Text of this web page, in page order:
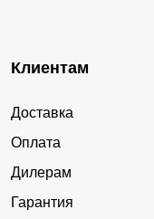
Клиентам
Доставка
Оплата
Дилерам
Гарантия